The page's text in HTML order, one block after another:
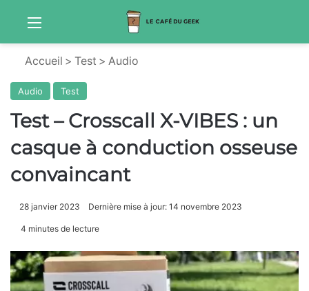
Menu
Accueil > Test > Audio
Audio Test
Test – Crosscall X-VIBES : un
casque à conduction osseuse
convaincant
28 janvier 2023 Dernière mise à jour: 14 novembre 2023
4 minutes de lecture